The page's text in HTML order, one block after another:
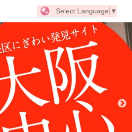
Select Language ▼